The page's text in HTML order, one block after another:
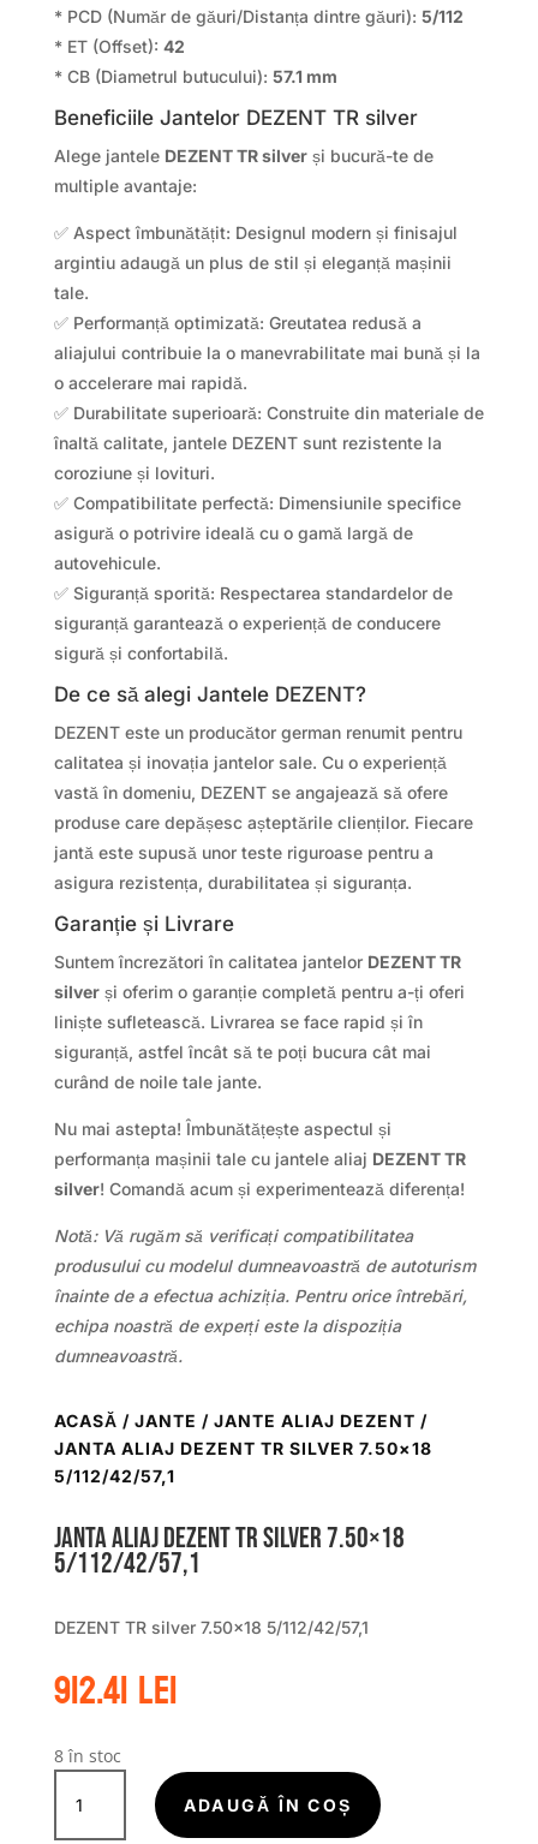
* PCD (Număr de găuri/Distanța dintre găuri): 5/112
* ET (Offset): 42
* CB (Diametrul butucului): 57.1 mm
Beneficiile Jantelor DEZENT TR silver
Alege jantele DEZENT TR silverși bucură-te de
multiple avantaje:
✅ Aspect îmbunătățit: Designul modern și finisajul
argintiu adaugă un plus de stil și eleganță mașinii
tale.
✅ Performanță optimizată: Greutatea redusă a
aliajului contribuie la o manevrabilitate mai bună și la
o accelerare mai rapidă.
✅ Durabilitate superioară: Construite din materiale de
înaltă calitate, jantele DEZENT sunt rezistente la
coroziune și lovituri.
✅ Compatibilitate perfectă: Dimensiunile specifice
asigură o potrivire ideală cu o gamă largă de
autovehicule.
✅ Siguranță sporită: Respectarea standardelor de
siguranță garantează o experiență de conducere
sigură și confortabilă.
De ce să alegi Jantele DEZENT?
DEZENT este un producător german renumit pentru
calitatea și inovația jantelor sale. Cu o experiență
vastă în domeniu, DEZENT se angajează să ofere
produse care depășesc așteptările clienților. Fiecare
jantă este supusă unor teste riguroase pentru a
asigura rezistența, durabilitatea și siguranța.
Garanție și Livrare
Suntem încrezători în calitatea jantelor DEZENT TR
silverși oferim o garanție completă pentru a-ți oferi
liniște sufletească. Livrarea se face rapid și în
siguranță, astfel încât să te poți bucura cât mai
curând de noile tale jante.
Nu mai astepta! Îmbunătățește aspectul și
performanța mașinii tale cu jantele aliaj DEZENT TR
silver! Comandă acum și experimentează diferența!
Notă: Vă rugăm să verificați compatibilitatea
produsului cu modelul dumneavoastră de autoturism
înainte de a efectua achiziția. Pentru orice întrebări,
echipa noastră de experți este la dispoziția
dumneavoastră.
ACASĂ / JANTE / JANTE ALIAJ DEZENT /
JANTA ALIAJ DEZENT TR SILVER 7.50×18
5/112/42/57,1
Janta aliaj DEZENT TR silver 7.50×18
5/112/42/57,1
DEZENT TR silver 7.50×18 5/112/42/57,1
912.41lei
8 în stoc
Cantitate
Janta
aliaj
ADAUGĂ ÎN COȘ